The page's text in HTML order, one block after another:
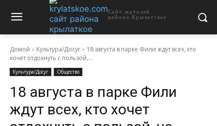
Сайт жителей
района Крылатское
Домой Культура/Досуг
18 августа в парке Фили ждут всех, кто
хочет отдохнуть с пользой,...
Культура/Досуг Общество
18 августа в парке Фили
ждут всех, кто хочет